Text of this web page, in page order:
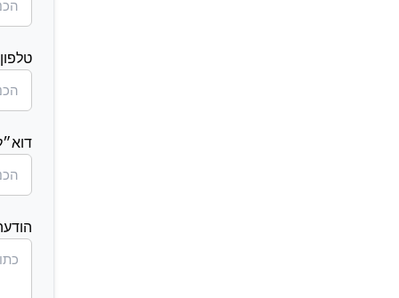
טלפון